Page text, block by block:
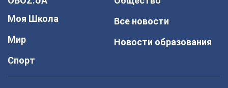
Моя Школа
Мир
Спорт
Все новости
Новости образования